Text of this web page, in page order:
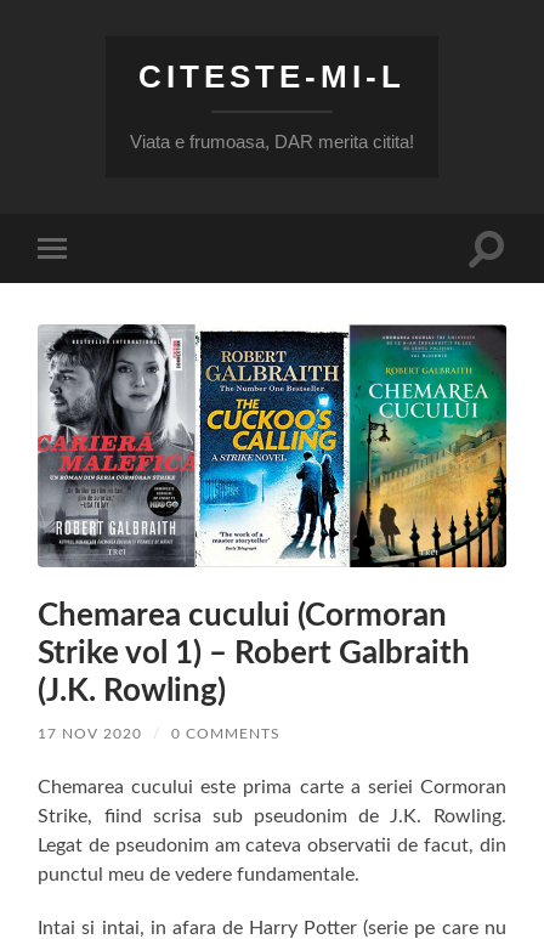
CITESTE-MI-L
Viata e frumoasa, DAR merita citita!
mobile
Toggle
Chemarea cucului (Cormoran
Strike vol 1) – Robert Galbraith
(J.K. Rowling)
17 NOV 2020 / 0 COMMENTS
Chemarea cucului este prima carte a seriei Cormoran
Strike, fiind scrisa sub pseudonim de J.K. Rowling.
Legat de pseudonim am cateva observatii de facut, din
punctul meu de vedere fundamentale.
Intai si intai, in afara de Harry Potter (serie pe care nu